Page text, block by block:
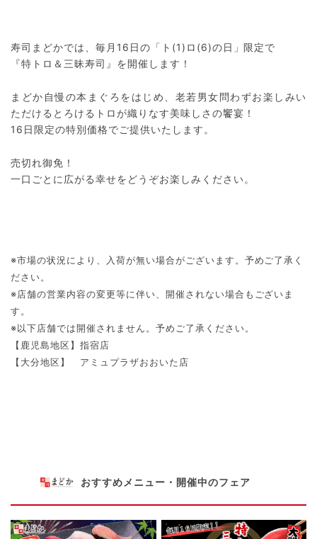
寿司まどかでは、毎月16日の「ト(1)ロ(6)の日」限定で
『特トロ＆三昧寿司』を開催します！
まどか自慢の本まぐろをはじめ、老若男女問わずお楽しみい
ただけるとろけるトロが織りなす美味しさの饗宴！
16日限定の特別価格でご提供いたします。
売切れ御免！
一口ごとに広がる幸せをどうぞお楽しみください。
※市場の状況により、入荷が無い場合がございます。予めご了承く
ださい。
※店舗の営業内容の変更等に伴い、開催されない場合もございま
す。
※以下店舗では開催されません。予めご了承ください。
【鹿児島地区】指宿店
【大分地区】 アミュプラザおおいた店
おすすめメニュー・開催中のフェア